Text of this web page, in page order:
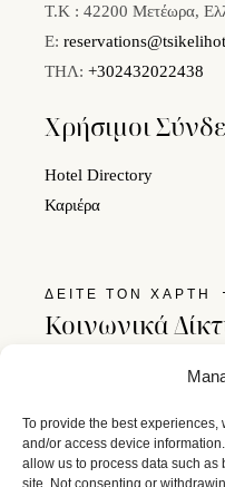
To provide the best
and/or access device
allow us to process data such
site. Not consenting or
Τ.Κ : 42200 Μετέωρα,
E:
ΤΗΛ:+302432022438
Χρήσιμοι
Hotel Directory
Καριέρα
ΔΕΙΤΕ ΤΟΝ ΧΑΡΤΗ
Κοινωνικά
Ακολουθήστε μας στα